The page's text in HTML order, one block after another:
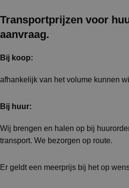
Transportprijzen voor
aanvraag.
Bij koop:
afhankelijk van het volume kunnen
Bij huur:
Wij brengen en halen op bij
transport. We bezorgen op route.
Er geldt een meerprijs bij het op